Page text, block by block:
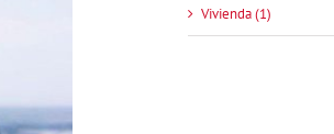
Vivienda (1)